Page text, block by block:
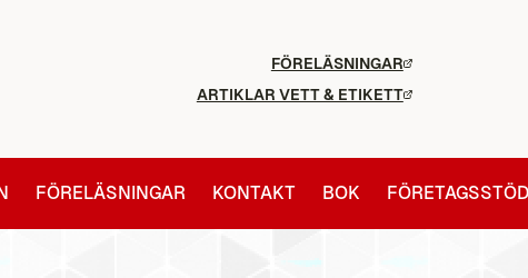
FÖRELÄSNINGAR
ARTIKLAR VETT & ETIKETT
FÖRELÄSNINGAR KONTAKT BOK FÖRETAGSSTÖD